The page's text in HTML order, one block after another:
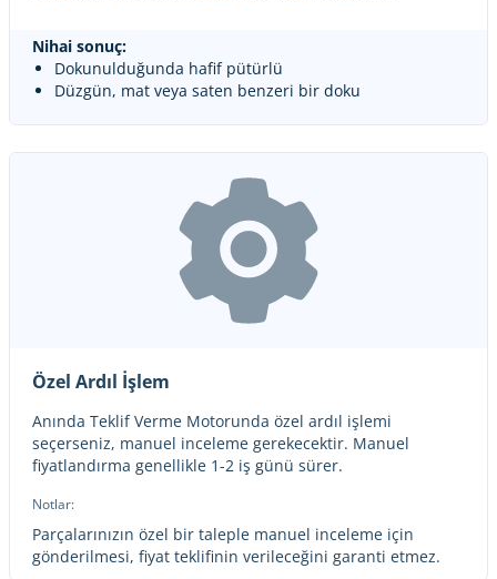
Nihai sonuç:
Dokunulduğunda hafif pütürlü
Düzgün, mat veya saten benzeri bir doku
Özel Ardıl İşlem
Anında Teklif Verme Motorunda özel ardıl işlemi
seçerseniz, manuel inceleme gerekecektir. Manuel
fiyatlandırma genellikle 1-2 iş günü sürer.
Notlar:
Parçalarınızın özel bir taleple manuel inceleme için
gönderilmesi, fiyat teklifinin verileceğini garanti etmez.